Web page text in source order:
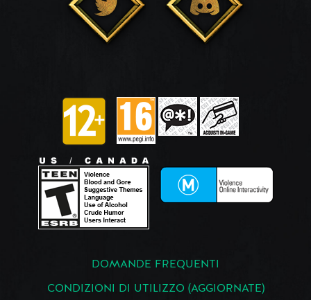
DOMANDE FREQUENTI
CONDIZIONI DI UTILIZZO (AGGIORNATE)